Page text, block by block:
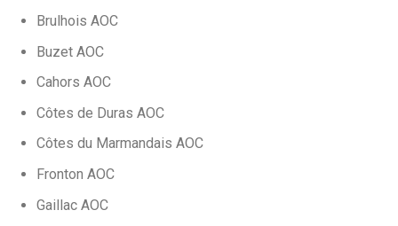
Brulhois AOC
Buzet AOC
Cahors AOC
Côtes de Duras AOC
Côtes du Marmandais AOC
Fronton AOC
Gaillac AOC